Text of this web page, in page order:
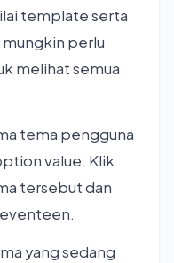
template serta
perlu
melihat semua
tema pengguna
value. Klik
tersebut dan
yang sedang